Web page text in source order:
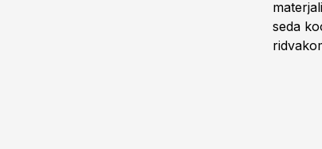
seda